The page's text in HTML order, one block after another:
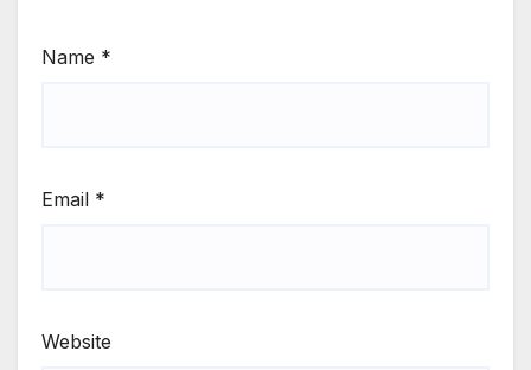
Name *
Email *
Website